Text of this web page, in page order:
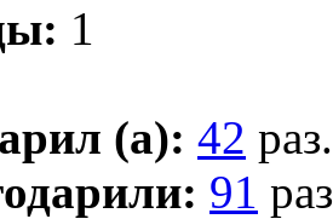
1
(а): 42 раз.
91